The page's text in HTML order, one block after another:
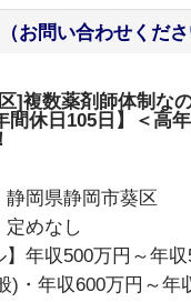
お問い合わせくださ
]複数薬剤師体制な
休日105日】＜高
静岡県静岡市葵区
定めなし
】年収500万円～年
)・年収600万円～年